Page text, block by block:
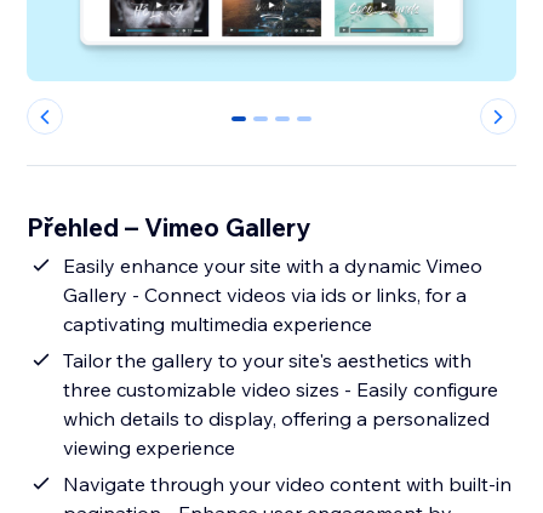
0 1 2 3
Přehled – Vimeo Gallery
Easily enhance your site with a dynamic Vimeo
Gallery - Connect videos via ids or links, for a
captivating multimedia experience
Tailor the gallery to your site's aesthetics with
three customizable video sizes - Easily configure
which details to display, offering a personalized
viewing experience
Navigate through your video content with built-in